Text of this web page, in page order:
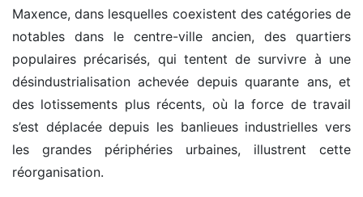
Maxence, dans lesquelles coexistent des catégories de
notables dans le centre-ville ancien, des quartiers
populaires précarisés, qui tentent de survivre à une
désindustrialisation achevée depuis quarante ans, et
des lotissements plus récents, où la force de travail
s’est déplacée depuis les banlieues industrielles vers
les grandes périphéries urbaines, illustrent cette
réorganisation.